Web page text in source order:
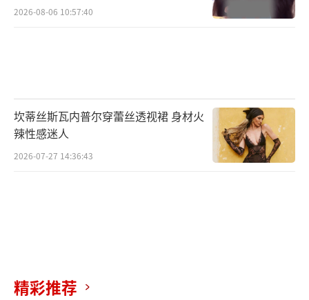
2026-08-06 10:57:40
坎蒂丝斯瓦内普尔穿蕾丝透视裙 身材火
辣性感迷人
2026-07-27 14:36:43
精彩推荐